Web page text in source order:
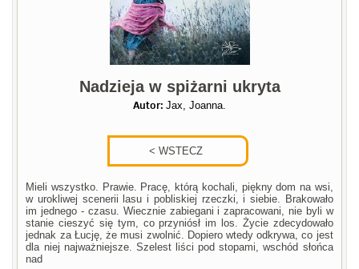
Nadzieja w spiżarni ukryta
Autor: Jax, Joanna.
Mieli wszystko. Prawie. Pracę, którą kochali, piękny dom na wsi,
w urokliwej scenerii lasu i pobliskiej rzeczki, i siebie. Brakowało
im jednego - czasu. Wiecznie zabiegani i zapracowani, nie byli w
stanie cieszyć się tym, co przyniósł im los. Życie zdecydowało
jednak za Łucję, że musi zwolnić. Dopiero wtedy odkrywa, co jest
dla niej najważniejsze. Szelest liści pod stopami, wschód słońca
nad